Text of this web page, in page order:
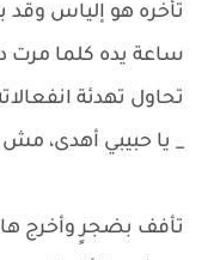
تأخره هو إلياس
ساعة يده كلما مرت
تحاول تهدئة
_ يا حبيبي أهدى،
تأفف بضجرٍ وأخرج